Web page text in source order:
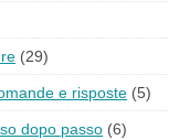
(29)
e risposte (5)
dopo passo (6)